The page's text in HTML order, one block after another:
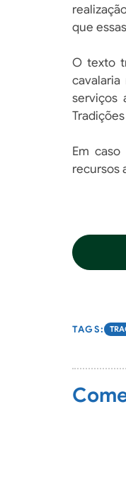
que
O texto
serviços
Em
recursos